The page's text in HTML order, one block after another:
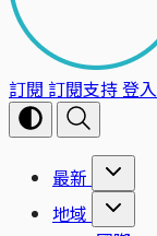
訂閱 訂閱支持登入
最新
地域